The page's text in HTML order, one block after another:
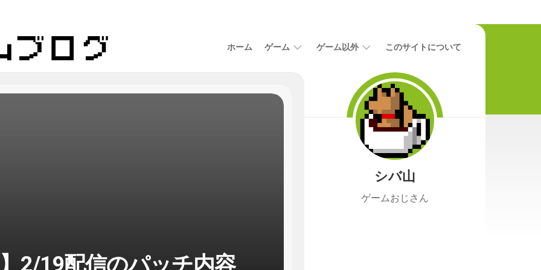
ホーム ゲーム
ビ
ゲーム以外 このサイトについて
】2/19配信のパッチ内容
シバ山
ゲームおじさん